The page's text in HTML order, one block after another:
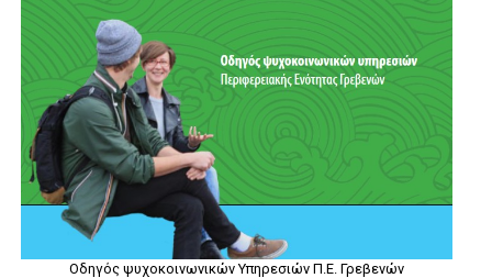
Οδηγός ψυχοκοινωνικών Υπηρεσιών Π.Ε. Γρεβενών